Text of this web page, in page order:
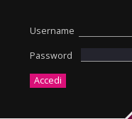
Username
Password